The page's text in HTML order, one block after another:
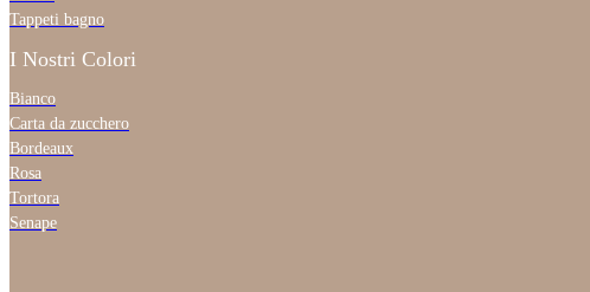
Tappeti bagno
I Nostri Colori
Bianco
Carta da zucchero
Bordeaux
Rosa
Tortora
Senape